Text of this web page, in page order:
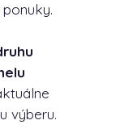
výberu.